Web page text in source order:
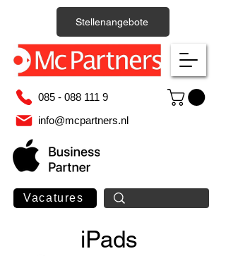
085 - 088 111 9
info@mcpartners.nl
Vacatures
Stellenangebote
iPads